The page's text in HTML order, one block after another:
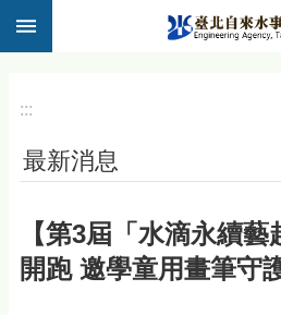
跳到主要內容區塊
:::
最新消息
【第3屆「水滴永續
開跑 邀學童用畫筆守